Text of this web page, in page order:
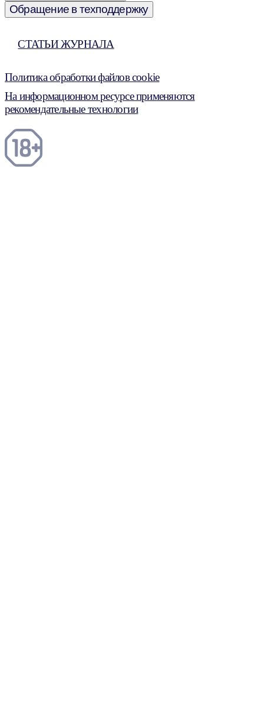
Обращение в техподдержку
СТАТЬИ ЖУРНАЛА
Политика обработки файлов cookie
На информационном ресурсе применяются
рекомендательные технологии